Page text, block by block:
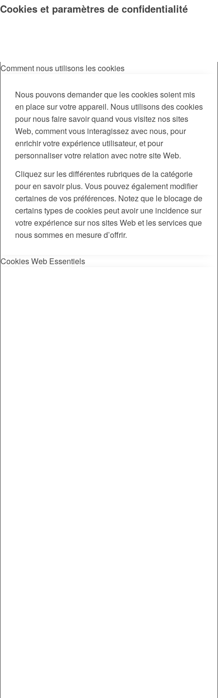
Cookies et paramètres de confidentialité
Comment nous utilisons les cookies
Nous pouvons demander que les cookies soient mis
en place sur votre appareil. Nous utilisons des cookies
pour nous faire savoir quand vous visitez nos sites
Web, comment vous interagissez avec nous, pour
enrichir votre expérience utilisateur, et pour
personnaliser votre relation avec notre site Web.
Cliquez sur les différentes rubriques de la catégorie
pour en savoir plus. Vous pouvez également modifier
certaines de vos préférences. Notez que le blocage de
certains types de cookies peut avoir une incidence sur
votre expérience sur nos sites Web et les services que
nous sommes en mesure d’offrir.
Cookies Web Essentiels